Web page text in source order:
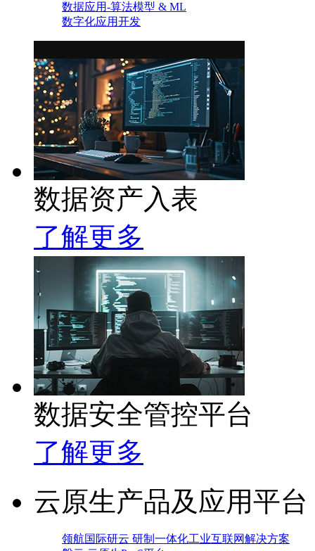
数据应用-算法模型 & ML
数字化应用开发
数据资产入表
了解更多
数据安全管控平台
了解更多
云原生产品及应用平台
领航国际研云 研制一体化工业互联网解决方案